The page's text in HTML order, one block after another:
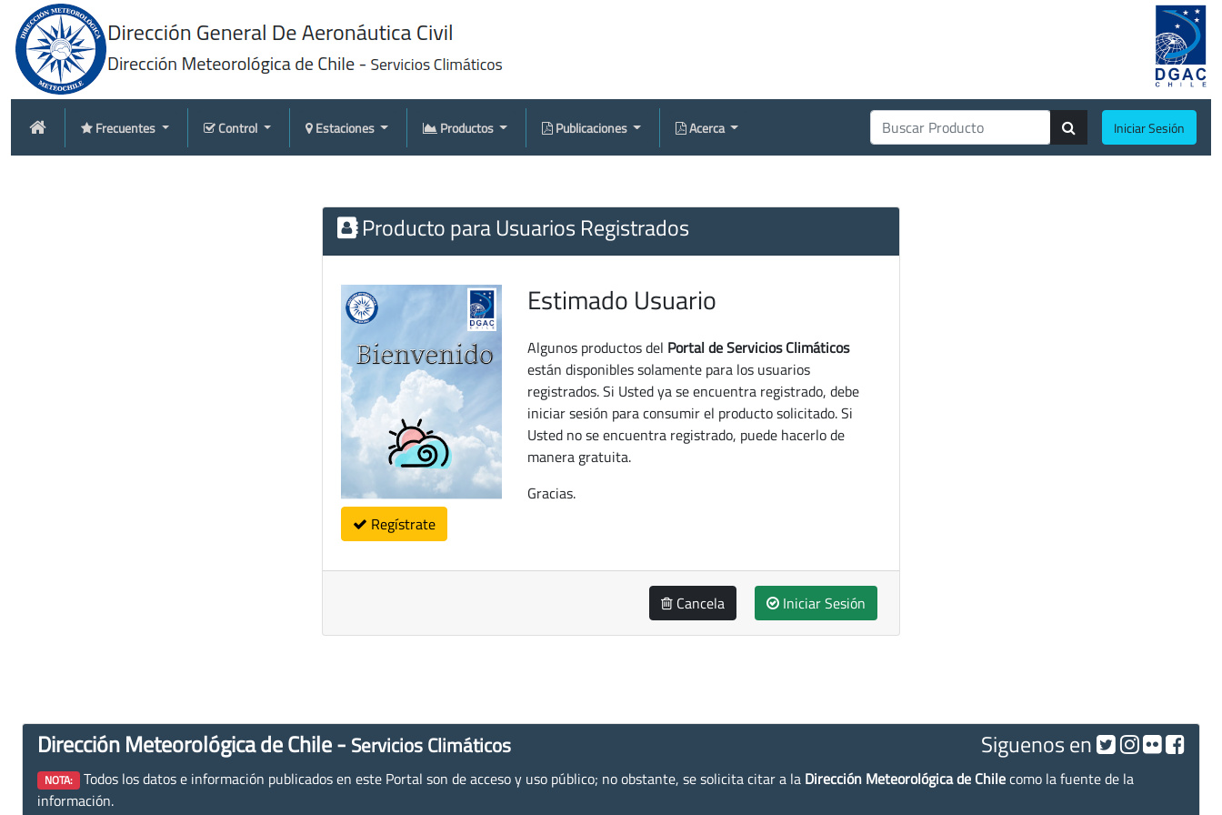
Frecuentes Control Estaciones Productos Publicaciones Acerca Iniciar Sesión
Producto para Usuarios Registrados
Regístrate
Estimado Usuario
Algunos productos del Portal de Servicios Climáticos
están disponibles solamente para los usuarios
registrados. Si Usted ya se encuentra registrado, debe
iniciar sesión para consumir el producto solicitado. Si
Usted no se encuentra registrado, puede hacerlo de
manera gratuita.
Gracias.
Cancela Iniciar Sesión
Dirección Meteorológica de Chile - Servicios Climáticos Siguenos en
NOTA: Todos los datos e información publicados en este Portal son de acceso y uso público; no obstante, se solicita citar a la Dirección Meteorológica de Chilecomo la fuente de la
información.